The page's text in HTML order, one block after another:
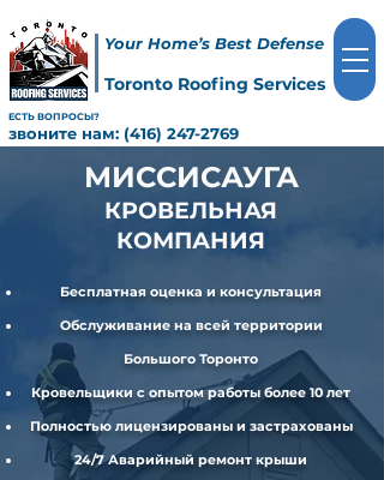
Toronto Roofing Services
звоните нам: (416) 247-2769
ЕСТЬ ВОПРОСЫ?
Your Home’s Best Defense
МИССИСАУГА
КРОВЕЛЬНАЯ
КОМПАНИЯ
Бесплатная оценка и консультация
Обслуживание на всей территории
Большого Торонто
Кровельщики с опытом работы более 10 лет
Полностью лицензированы и застрахованы
24/7 Аварийный ремонт крыши